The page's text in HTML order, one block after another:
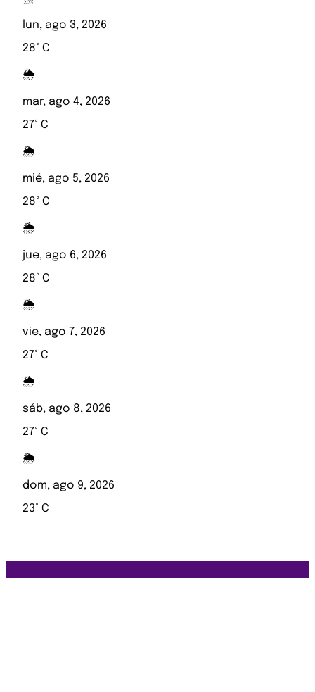
lun, ago 3, 2026
28° C
🌦️
mar, ago 4, 2026
27° C
🌦️
mié, ago 5, 2026
28° C
🌦️
jue, ago 6, 2026
28° C
🌦️
vie, ago 7, 2026
27° C
🌦️
sáb, ago 8, 2026
27° C
🌦️
dom, ago 9, 2026
23° C